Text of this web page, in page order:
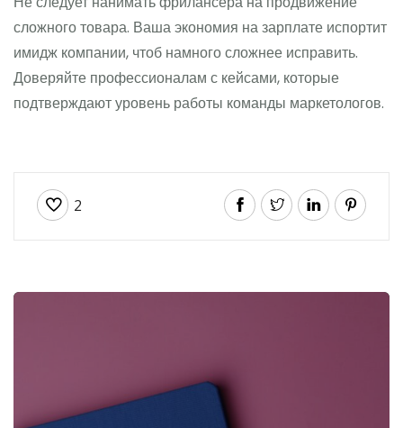
сложного товара. Ваша экономия на зарплате испортит
имидж компании, чтоб намного сложнее исправить.
Доверяйте профессионалам с кейсами, которые
подтверждают уровень работы команды маркетологов.
2